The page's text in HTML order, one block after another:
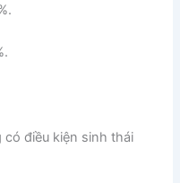
có điều kiện sinh thái